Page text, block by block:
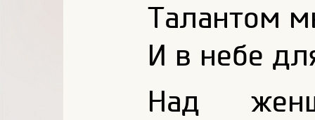
Талантом
И в небе
Над